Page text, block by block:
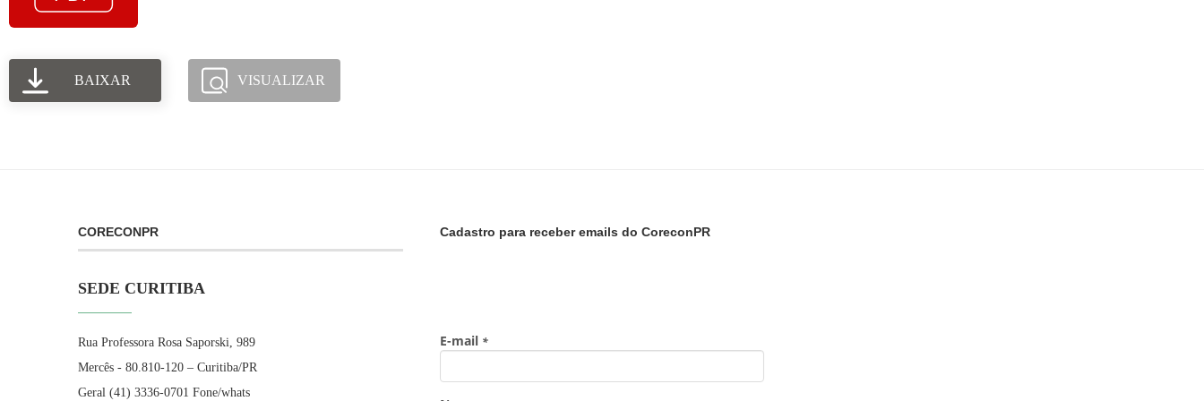
BAIXAR VISUALIZAR
CORECONPR
SEDE CURITIBA
Rua Professora Rosa Saporski, 989
Mercês - 80.810-120 – Curitiba/PR
Geral (41) 3336-0701 Fone/whats
Cadastro para receber emails do CoreconPR